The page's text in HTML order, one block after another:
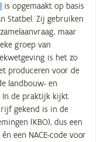
is opgemaakt op basis
Statbel. Zij gebruiken
maar
groep van
is het zo
produceren voor de
landbouw- en
In de praktijk kijkt
gekend is in de
(KBO), dus een
een NACE-code voor